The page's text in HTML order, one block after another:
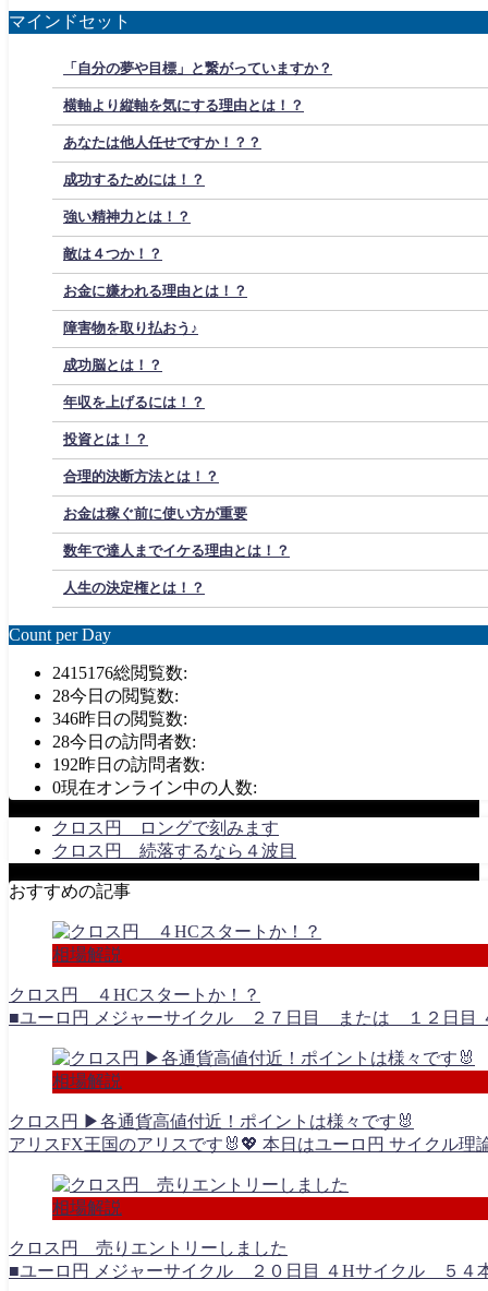
マインドセット
「自分の夢や目標」と繋がっていますか？
横軸より縦軸を気にする理由とは！？
あなたは他人任せですか！？？
成功するためには！？
強い精神力とは！？
敵は４つか！？
お金に嫌われる理由とは！？
障害物を取り払おう♪
成功脳とは！？
年収を上げるには！？
投資とは！？
合理的決断方法とは！？
お金は稼ぐ前に使い方が重要
数年で達人までイケる理由とは！？
人生の決定権とは！？
Count per Day
2415176総閲覧数:
28今日の閲覧数:
346昨日の閲覧数:
28今日の訪問者数:
192昨日の訪問者数:
0現在オンライン中の人数:
クロス円 ロングで刻みます
クロス円 続落するなら４波目
おすすめの記事
相場解説
クロス円 ４HCスタートか！？
■ユーロ円 メジャーサイクル ２７日目 または １２日目
相場解説
クロス円 ▶︎各通貨高値付近！ポイントは様々です🐰
アリスFX王国のアリスです🐰💖 本日はユーロ円 サイクル
相場解説
クロス円 売りエントリーしました
■ユーロ円 メジャーサイクル ２０日目 ４Hサイクル ５４